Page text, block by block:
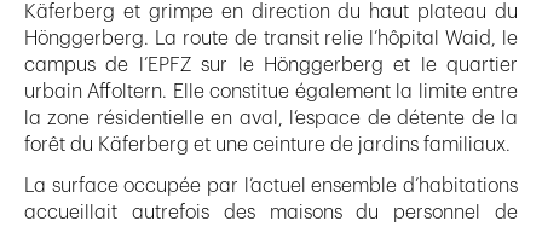
Käferberg et grimpe en direction du haut plateau du
Hönggerberg. La route de transit relie l’hôpital Waid, le
campus de l’EPFZ sur le Hönggerberg et le quartier
urbain Affoltern. Elle constitue également la limite entre
la zone résidentielle en aval, l‘espace de détente de la
forêt du Käferberg et une ceinture de jardins familiaux.
La surface occupée par l’actuel ensemble d’habitations
accueillait autrefois des maisons du personnel de